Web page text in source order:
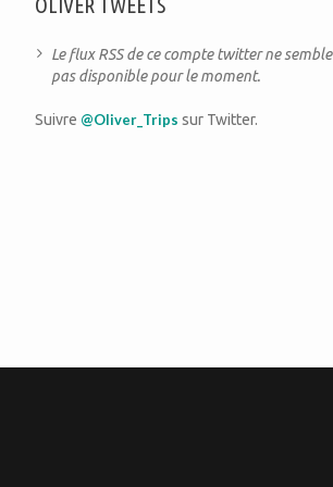
OLIVER TWEETS
Le flux RSS de ce compte twitter ne semble
pas disponible pour le moment.
Suivre @Oliver_Trips sur Twitter.